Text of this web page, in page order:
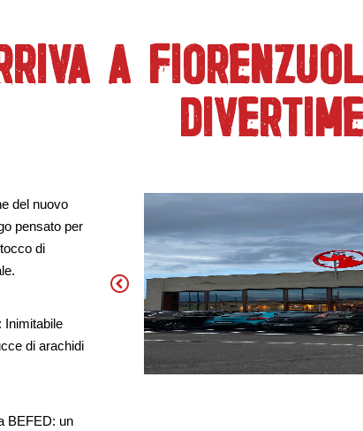
A
del nuovo
pensato per
di
: Inimitabile
di arachidi
BEFED: un